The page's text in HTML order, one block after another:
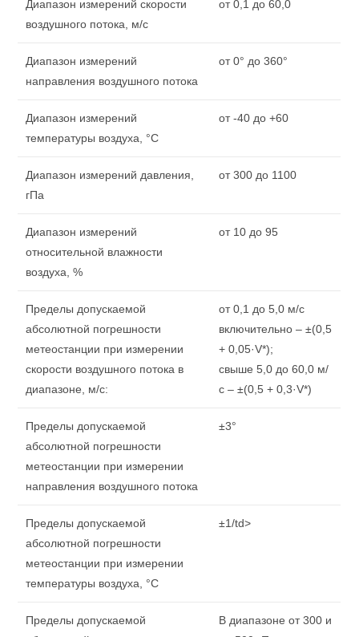
Диапазон измерений скорости
воздушного потока, м/с
от 0,1 до 60,0
Диапазон измерений
направления воздушного потока
от 0° до 360°
Диапазон измерений
температуры воздуха, °С
от -40 до +60
Диапазон измерений давления,
гПа
от 300 до 1100
Диапазон измерений
относительной влажности
воздуха, %
от 10 до 95
Пределы допускаемой
абсолютной погрешности
метеостанции при измерении
скорости воздушного потока в
диапазоне, м/с:
от 0,1 до 5,0 м/с
включительно – ±(0,5
+ 0,05·V*);
свыше 5,0 до 60,0 м/
с – ±(0,5 + 0,3·V*)
Пределы допускаемой
абсолютной погрешности
метеостанции при измерении
направления воздушного потока
±3°
Пределы допускаемой
абсолютной погрешности
метеостанции при измерении
температуры воздуха, °C
±1/td>
Пределы допускаемой
В диапазоне от 300 и